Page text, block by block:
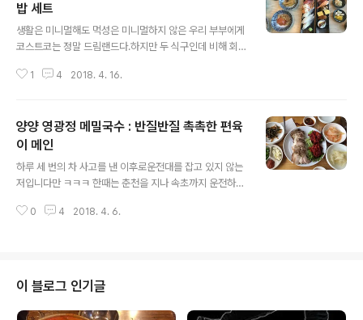
밥 세트
​생활은 미니멀해도 먹성은 미니멀하지 않은 우리 부부에게
코스트코는 정말 드림랜드다.하지만 두 식구인데 비해 회
수 있었다. 반면에 회원비가 없는 트레이더스는 주말에 갈
이크의 비중이 얼마나 큰 거냐;;;)이제 발길을 끊어야겠다
생각하고 있던 찰나! 작년 겨울! 김포! 풍무동에! 이마트 트
레이더스가 생긴 것이다.동네에 생기면 이야기가 다르지
않습니까! 여러분!!! 오픈과 동시에 축하사절단 출동!!! 반가
요!!! 하지만 문제는 끔찍한 주차와 부족한 식당.외식을 마
1 4 2018. 4. 16.
양양 영광정 메밀국수 : 반질반질 촉촉한 편육
이 메인
하루 세 번의 차 사고를 낸 이후로운전대를 잡고 있지 않는
저입니다만 ㅋㅋㅋ 한때는 춘천을 지나 속초까지 운전하던
사이드 미러를 같이 봐 준 덕분이긴 하지만요. 어느 초겨울
19:00둘째, 넷째주 수요일 휴무 정말 정감있는 풍경이죠?
그냥 봐도 맛집이죠? ㅋㅋㅋ 정갈한 밑반찬에 편육이 올라
오니 상에 꽃이 핀 것 같네요. 고기 오른쪽은 각각 명태채
0 4 2018. 4. 6.
이 블로그 인기글